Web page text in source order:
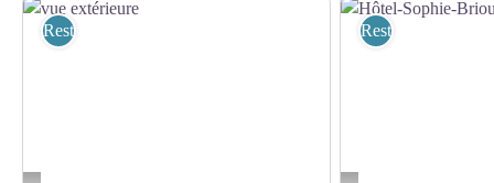
Restaurants Restaurants